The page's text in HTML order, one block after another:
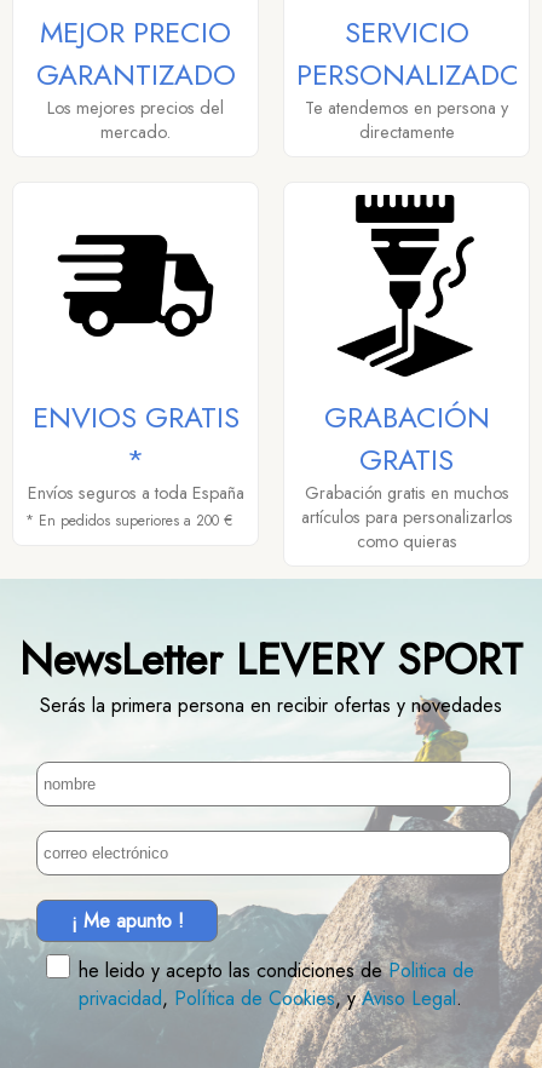
MEJOR PRECIO
GARANTIZADO
Los mejores precios del
mercado.
SERVICIO
PERSONALIZADO
Te atendemos en persona y
directamente
ENVIOS GRATIS
*
Envíos seguros a toda España
* En pedidos superiores a 200 €
GRABACIÓN
GRATIS
Grabación gratis en muchos
artículos para personalizarlos
como quieras
NewsLetter LEVERY SPORT
Serás la primera persona en recibir ofertas y novedades
¡ Me apunto !
he leido y acepto las condiciones dePolitica de
privacidad, Política de Cookies, yAviso Legal.